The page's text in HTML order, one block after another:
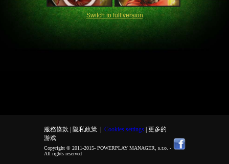
Switch to full version
服務條款 | 隐私政策| Cookies settings
| 更多的
游戏
Copyright © 2011-2015- POWERPLAY MANAGER, s.r.o. -
All rights reserved